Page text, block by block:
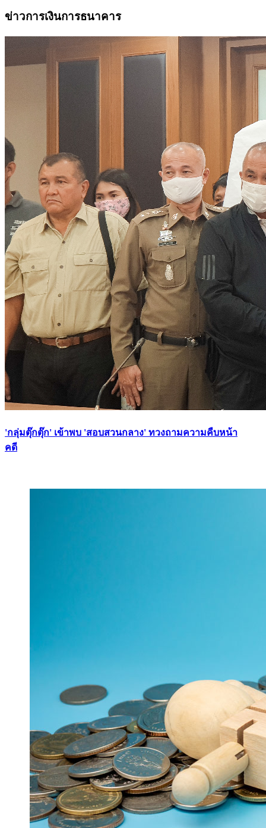
ข่าวการเงินการธนาคาร
'กลุ่มตุ๊กตุ๊ก' เข้าพบ 'สอบสวนกลาง' ทวงถามความคืบหน้า
คดี